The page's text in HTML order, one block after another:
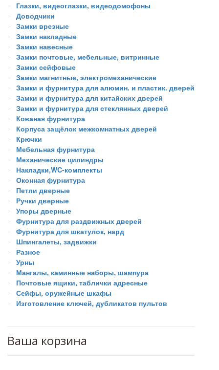
Глазки, видеоглазки, видеодомофоны
Доводчики
Замки врезные
Замки накладные
Замки навесные
Замки почтовые, мебельные, витринные
Замки сейфовые
Замки магнитные, электромеханические
Замки и фурнитура для алюмин. и пластик. дверей
Замки и фурнитура для китайских дверей
Замки и фурнитура для стеклянных дверей
Кованая фурнитура
Корпуса защёлок межкомнатных дверей
Крючки
Мебельная фурнитура
Механические цилиндры
Накладки,WC-комплекты
Оконная фурнитура
Петли дверные
Ручки дверные
Упоры дверные
Фурнитура для раздвижных дверей
Фурнитура для шкатулок, нард
Шпингалеты, задвижки
Разное
Урны
Мангалы, каминные наборы, шампура
Почтовые ящики, таблички адресные
Сейфы, оружейные шкафы
Изготовление ключей, дубликатов пультов
Ваша корзина